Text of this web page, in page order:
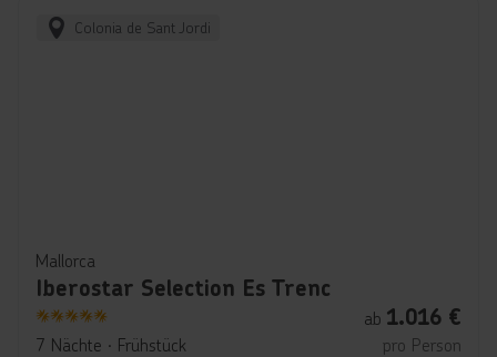
Colonia de Sant Jordi
Mallorca
Iberostar Selection Es Trenc
5
7 Nächte ∙ Frühstück
ab 1.016 €
pro Person